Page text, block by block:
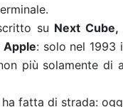
su Next Cube,
Apple: solo nel 1993
più solamente
fatta di strada: